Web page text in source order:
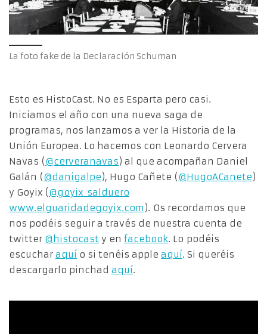
La foto fake de la Declaración Schuman
Esto es HistoCast. No es Esparta pero casi.
Iniciamos el año con una nueva saga de
programas, nos lanzamos a ver la Historia de la
Unión Europea. Lo hacemos con Leonardo Cervera
Navas (@cerveranavas) al que acompañan Daniel
Galán (@danigalpe), Hugo Cañete (@HugoACanete)
y Goyix (@goyix_salduero
www.elguaridadegoyix.com ). Os recordamos que
nos podéis seguir a través de nuestra cuenta de
twitter @histocast y en facebook. Lo podéis
escuchar aquí o si tenéis apple aquí. Si queréis
descargarlo pinchad aquí.